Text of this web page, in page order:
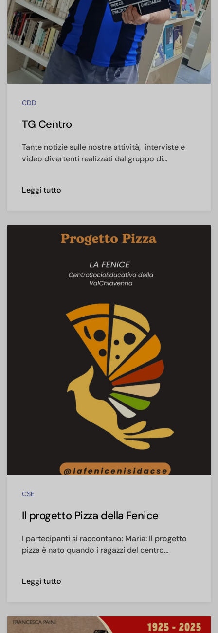
CDD
TG Centro
Tante notizie sulle nostre attività, interviste e
video divertenti realizzati dal gruppo di…
Leggi tutto
CSE
Il progetto Pizza della Fenice
I partecipanti si raccontano: Maria: Il progetto
pizza è nato quando i ragazzi del centro…
Leggi tutto